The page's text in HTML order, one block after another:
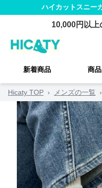
ハイカットスニー
10,000円以上
新着商品 商
Hicaty TOP › メンズの一覧 ›